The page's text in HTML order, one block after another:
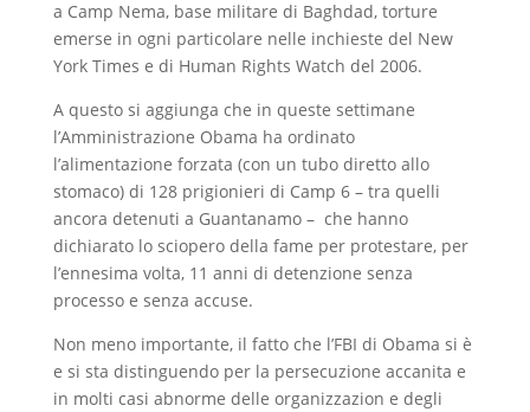
a Camp Nema, base militare di Baghdad, torture
emerse in ogni particolare nelle inchieste del New
York Times e di Human Rights Watch del 2006.
A questo si aggiunga che in queste settimane
l’Amministrazione Obama ha ordinato
l’alimentazione forzata (con un tubo diretto allo
stomaco) di 128 prigionieri di Camp 6 – tra quelli
ancora detenuti a Guantanamo – che hanno
dichiarato lo sciopero della fame per protestare, per
l’ennesima volta, 11 anni di detenzione senza
processo e senza accuse.
Non meno importante, il fatto che l’FBI di Obama si è
e si sta distinguendo per la persecuzione accanita e
in molti casi abnorme delle organizzazion e degli